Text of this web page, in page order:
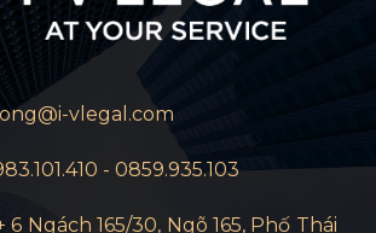
vlegal.com
-0859.935.103
6 Ngách 165/30, Ngõ 165, Phố Thái